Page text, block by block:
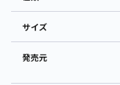
サイズ
発売元